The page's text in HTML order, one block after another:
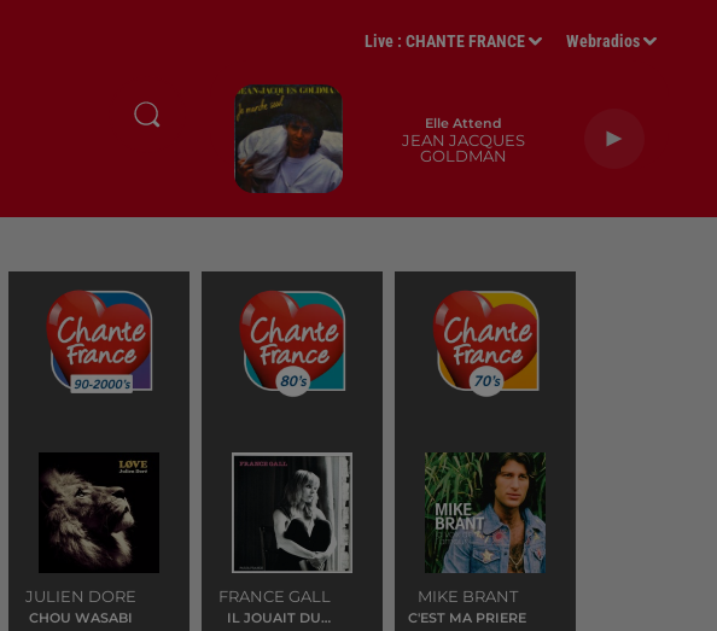
Live :CHANTE FRANCE Webradios
Elle Attend
JEAN JACQUES
GOLDMAN
JULIEN DORE
CHOU WASABI
FRANCE GALL
IL JOUAIT DU
MIKE BRANT
C'EST MA PRIERE